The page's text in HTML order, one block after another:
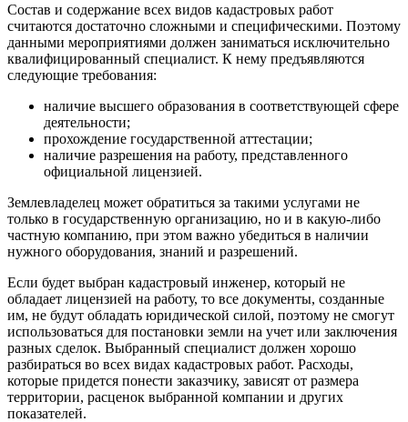
Состав и содержание всех видов кадастровых работ
считаются достаточно сложными и специфическими. Поэтому
данными мероприятиями должен заниматься исключительно
квалифицированный специалист. К нему предъявляются
следующие требования:
наличие высшего образования в соответствующей сфере
деятельности;
прохождение государственной аттестации;
наличие разрешения на работу, представленного
официальной лицензией.
Землевладелец может обратиться за такими услугами не
только в государственную организацию, но и в какую-либо
частную компанию, при этом важно убедиться в наличии
нужного оборудования, знаний и разрешений.
Если будет выбран кадастровый инженер, который не
обладает лицензией на работу, то все документы, созданные
им, не будут обладать юридической силой, поэтому не смогут
использоваться для постановки земли на учет или заключения
разных сделок. Выбранный специалист должен хорошо
разбираться во всех видах кадастровых работ. Расходы,
которые придется понести заказчику, зависят от размера
территории, расценок выбранной компании и других
показателей.